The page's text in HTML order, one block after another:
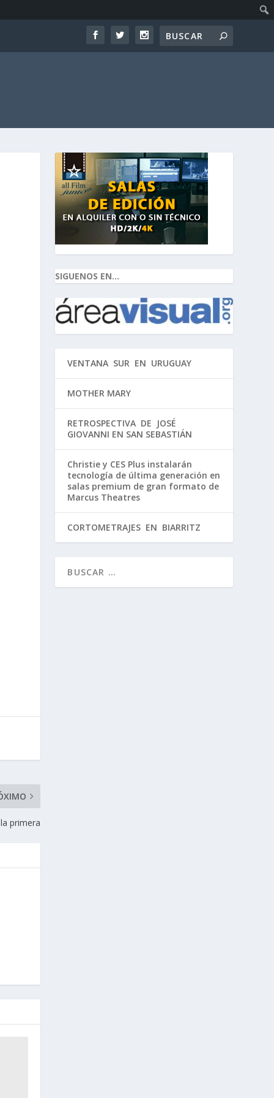
primera
SIGUENOS EN...
VENTANA SUR EN URUGUAY
MOTHER MARY
RETROSPECTIVA DE JOSÉ
GIOVANNI EN SAN SEBASTIÁN
Christie y CES Plus instalarán
tecnología de última generación en
salas premium de gran formato de
Marcus Theatres
CORTOMETRAJES EN BIARRITZ